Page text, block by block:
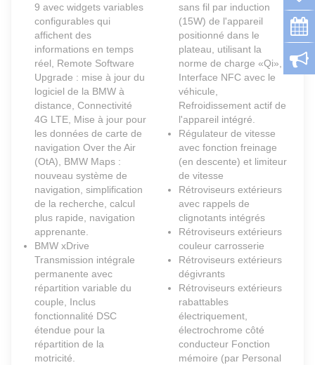
9 avec widgets variables
configurables qui
affichent des
informations en temps
réel, Remote Software
Upgrade : mise à jour du
logiciel de la BMW à
distance, Connectivité
4G LTE, Mise à jour pour
les données de carte de
navigation Over the Air
(OtA), BMW Maps :
nouveau système de
navigation, simplification
de la recherche, calcul
plus rapide, navigation
apprenante.
BMW xDrive
Transmission intégrale
permanente avec
répartition variable du
couple, Inclus
fonctionnalité DSC
étendue pour la
répartition de la
motricité.
sans fil par induction
(15W) de l'appareil
positionné dans le
plateau, utilisant la
norme de charge «Qi»,
Interface NFC avec le
véhicule,
Refroidissement actif de
l'appareil intégré.
Régulateur de vitesse
avec fonction freinage
(en descente) et limiteur
de vitesse
Rétroviseurs extérieurs
avec rappels de
clignotants intégrés
Rétroviseurs extérieurs
couleur carrosserie
Rétroviseurs extérieurs
dégivrants
Rétroviseurs extérieurs
rabattables
électriquement,
électrochrome côté
conducteur Fonction
mémoire (par Personal